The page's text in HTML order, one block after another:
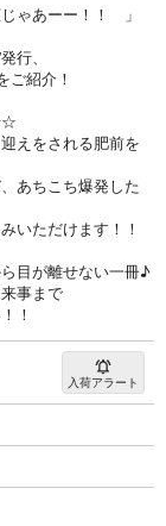
ゃあーー！！ 」
行、
ご紹介！
☆
えをされる肥前を
あちこち爆発した
いただけます！！
目が離せない一冊♪
事まで
！
入荷アラート